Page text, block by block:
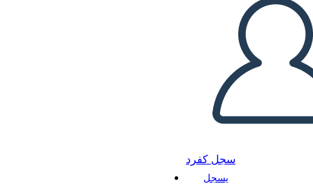
سجل كفرد
يسجل
Cronologia del Movimento
per i Diritti Civili
انسخ هذه القصة المصورة
اقرأ لي